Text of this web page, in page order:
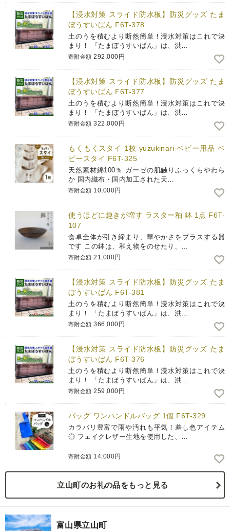
【浸水対策 スライド防水板】防災グッズ たま
ぼうすいばん F6T-378
土のうを積むより断然簡単！浸水対策はこれで決
まり！ 「たまぼうすいばん」は、洪…
寄附金額 292,000円
【浸水対策 スライド防水板】防災グッズ たま
ぼうすいばん F6T-377
土のうを積むより断然簡単！浸水対策はこれで決
まり！ 「たまぼうすいばん」は、洪…
寄附金額 322,000円
もくもくスタイ 1枚 yuzukinari ベビー用品 ベ
ビースタイ F6T-325
天然素材綿100％ ガーゼの肌触りふっくらやわら
か 国内織布・国内加工された天…
寄附金額 10,000円
使うほどに趣きが増す ラスター釉 鉢 1点 F6T-
107
食卓全体が引き締まり、華やかさをプラスする器
です この鉢は、和え物をのせたり、…
寄附金額 21,000円
【浸水対策 スライド防水板】防災グッズ たま
ぼうすいばん F6T-381
土のうを積むより断然簡単！浸水対策はこれで決
まり！ 「たまぼうすいばん」は、洪…
寄附金額 366,000円
【浸水対策 スライド防水板】防災グッズ たま
ぼうすいばん F6T-376
土のうを積むより断然簡単！浸水対策はこれで決
まり！ 「たまぼうすいばん」は、洪…
寄附金額 259,000円
バッグ ワンハンドルバッグ 1個 F6T-329
カラバリ豊富で雨や汚れも平気！差し色アイテム
◎ フェイクレザー生地を使用した、…
寄附金額 14,000円
立山町のお礼の品をもっと見る
富山県立山町